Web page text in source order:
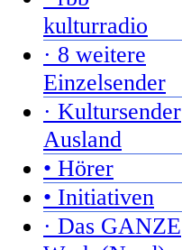
kulturradio
· 8 weitere
Einzelsender
· Kultursender
Ausland
• Hörer
• Initiativen
· Das GANZE